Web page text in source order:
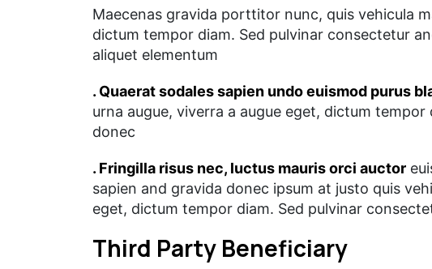
Maecenas gravida porttitor nunc, quis vehicula
dictum tempor diam. Sed pulvinar consectetur
aliquet elementum
. Quaerat sodales sapien undo euismod purus
urna augue, viverra a augue eget, dictum
donec
. Fringilla risus nec, luctus mauris orci auctor
sapien and gravida donec ipsum at justo quis
eget, dictum tempor diam. Sed pulvinar
Third Party Beneficiary